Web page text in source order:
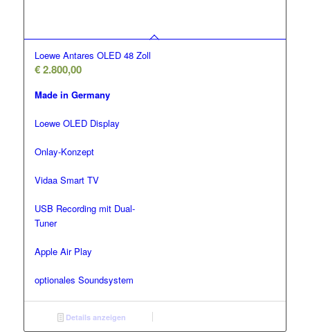
Loewe Antares OLED 48 Zoll
€2.800,00
Made in Germany
Loewe OLED Display
Onlay-Konzept
Vidaa Smart TV
USB Recording mit Dual-
Tuner
Apple Air Play
optionales Soundsystem
Details anzeigen